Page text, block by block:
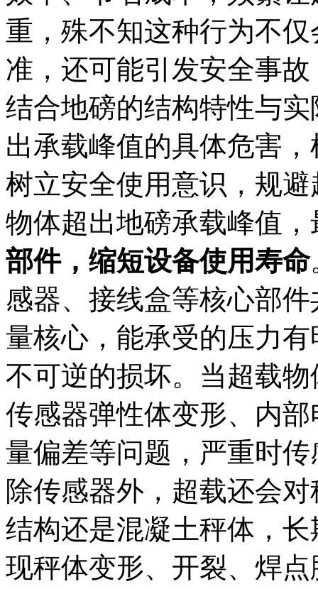
重，殊不知这种行为不
准，还可能引发安全事
结合地磅的结构特性与
出承载峰值的具体危害
树立安全使用意识，规
物体超出地磅承载峰值
部件，缩短设备使用寿命
感器、接线盒等核心部
量核心，能承受的压力
不可逆的损坏。当超载
传感器弹性体变形、内
量偏差等问题，严重时
除传感器外，超载还会
结构还是混凝土秤体，
现秤体变形、开裂、焊